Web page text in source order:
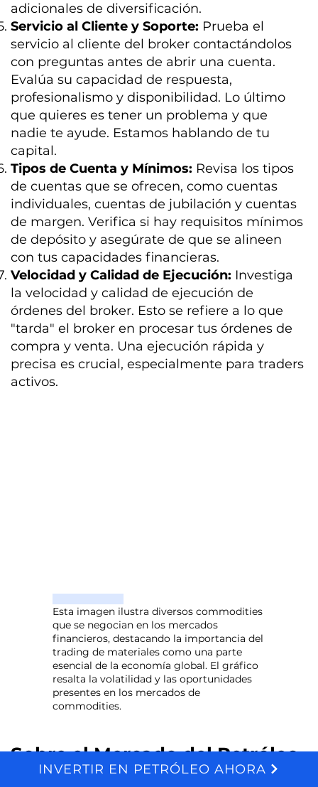
adicionales de diversificación.
Servicio al Cliente y Soporte: Prueba el
servicio al cliente del broker contactándolos
con preguntas antes de abrir una cuenta.
Evalúa su capacidad de respuesta,
profesionalismo y disponibilidad. Lo último
que quieres es tener un problema y que
nadie te ayude. Estamos hablando de tu
capital.
Tipos de Cuenta y Mínimos: Revisa los tipos
de cuentas que se ofrecen, como cuentas
individuales, cuentas de jubilación y cuentas
de margen. Verifica si hay requisitos mínimos
de depósito y asegúrate de que se alineen
con tus capacidades financieras.
Velocidad y Calidad de Ejecución: Investiga
la velocidad y calidad de ejecución de
órdenes del broker. Esto se refiere a lo que
"tarda" el broker en procesar tus órdenes de
compra y venta. Una ejecución rápida y
precisa es crucial, especialmente para traders
activos.
Esta imagen ilustra diversos commodities
que se negocian en los mercados
financieros, destacando la importancia del
trading de materiales como una parte
esencial de la economía global. El gráfico
resalta la volatilidad y las oportunidades
presentes en los mercados de
commodities.
Sobre el Mercado del Petróleo
INVERTIR EN PETRÓLEO AHORA